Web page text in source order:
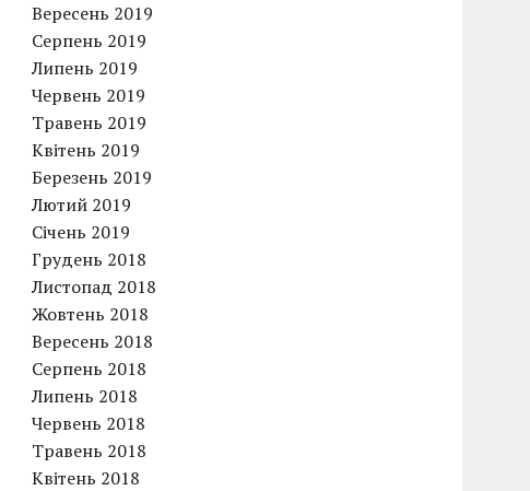
Вересень 2019
Серпень 2019
Липень 2019
Червень 2019
Травень 2019
Квітень 2019
Березень 2019
Лютий 2019
Січень 2019
Грудень 2018
Листопад 2018
Жовтень 2018
Вересень 2018
Серпень 2018
Липень 2018
Червень 2018
Травень 2018
Квітень 2018